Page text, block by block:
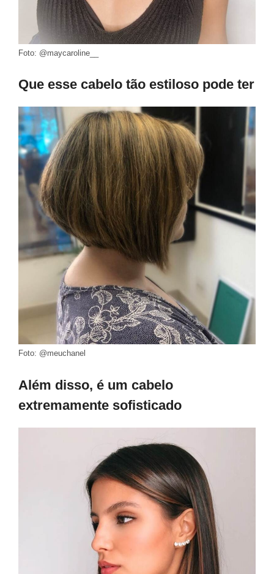
Foto: @maycaroline__
Que esse cabelo tão estiloso pode ter
Foto: @meuchanel
Além disso, é um cabelo
extremamente sofisticado